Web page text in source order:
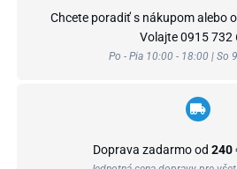
Chcete poradiť s nákupom alebo
Volajte0915 732
Po - Pia 10:00 - 18:00 | So
Doprava zadarmo od 240